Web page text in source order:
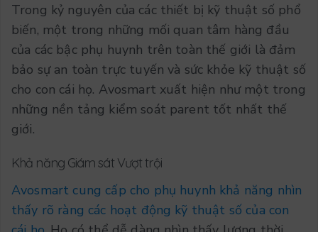
Trong kỷ nguyên của các thiết bị kỹ thuật số phổ
biến, một trong những mối quan tâm hàng đầu
của các bậc phụ huynh trên toàn thế giới là đảm
bảo sự an toàn trực tuyến và sức khỏe kỹ thuật số
cho con cái họ. Avosmart xuất hiện như một trong
những nền tảng kiểm soát parent tốt nhất thế
giới.
Khả năng Giám sát Vượt trội
Avosmart cung cấp cho phụ huynh khả năng nhìn
thấy rõ ràng các hoạt động kỹ thuật số của con